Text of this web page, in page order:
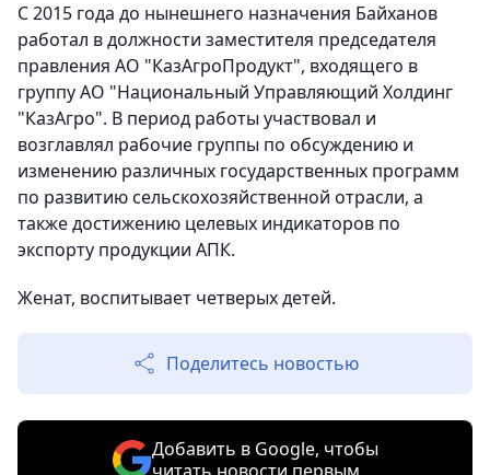
С 2015 года до нынешнего назначения Байханов
работал в должности заместителя председателя
правления АО "КазАгроПродукт", входящего в
группу АО "Национальный Управляющий Холдинг
"КазАгро". В период работы участвовал и
возглавлял рабочие группы по обсуждению и
изменению различных государственных программ
по развитию сельскохозяйственной отрасли, а
также достижению целевых индикаторов по
экспорту продукции АПК.
Женат, воспитывает четверых детей.
Поделитесь новостью
Добавить в Google, чтобы